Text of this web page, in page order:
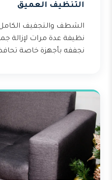
التنظيف العميق
الشطف والتجفيف
نظيفة عدة مرات لإزالة
نجففه بأجهزة خاصة